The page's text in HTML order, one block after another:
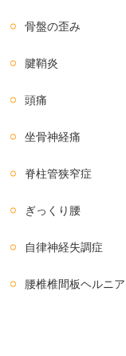
骨盤の歪み
腱鞘炎
頭痛
坐骨神経痛
脊柱管狭窄症
ぎっくり腰
自律神経失調症
腰椎椎間板ヘルニア